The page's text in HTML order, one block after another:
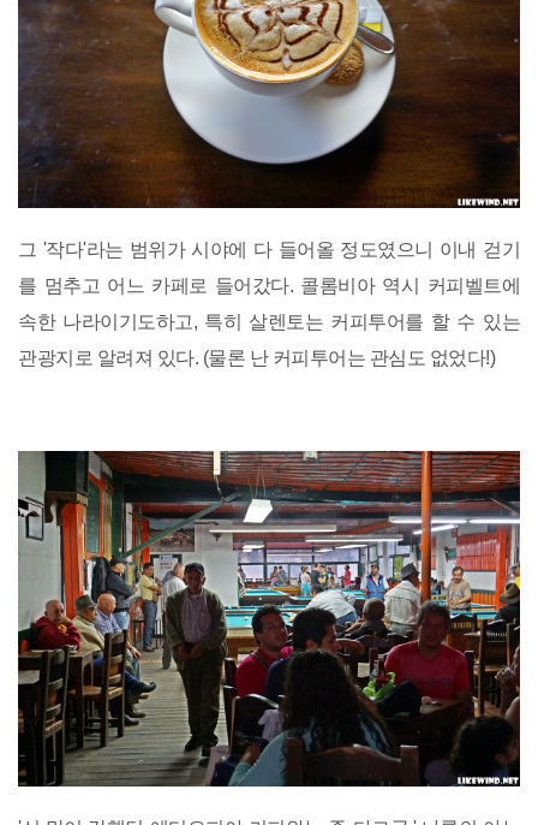
그 '작다'라는 범위가 시야에 다 들어올 정도였으니 이내 걷기
를 멈추고 어느 카페로 들어갔다. 콜롬비아 역시 커피벨트에
속한 나라이기도하고, 특히 살렌토는 커피투어를 할 수 있는
관광지로 알려져 있다. (물론 난 커피투어는 관심도 없었다!)